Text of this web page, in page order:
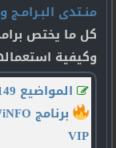
منـتدى
كل ما يختص
وكيفية
المواضيع 1149
برنامج HWiNFO
VIP